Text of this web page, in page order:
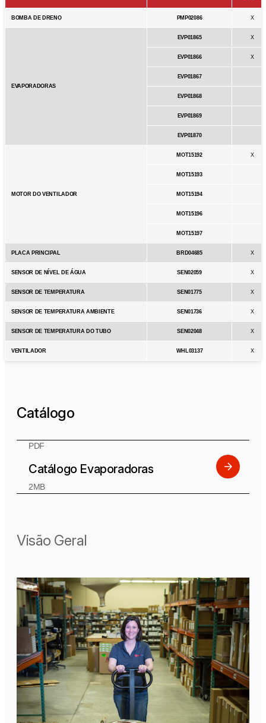
BOMBA DE DRENO PMP02086 X
EVAPORADORAS
EVP01865 X
EVP01866 X
EVP01867
EVP01868
EVP01869
EVP01870
MOTOR DO VENTILADOR
MOT15192 X
MOT15193
MOT15194
MOT15196
MOT15197
PLACA PRINCIPAL BRD04685 X
SENSOR DE NÍVEL DE ÁGUA SEN02059 X
SENSOR DE TEMPERATURA SEN01775 X
SENSOR DE TEMPERATURA AMBIENTE SEN01736 X
SENSOR DE TEMPERATURA DO TUBO SEN02048 X
VENTILADOR WHL03137 X
Catálogo
PDF
Catálogo Evaporadoras
2MB
Visão Geral